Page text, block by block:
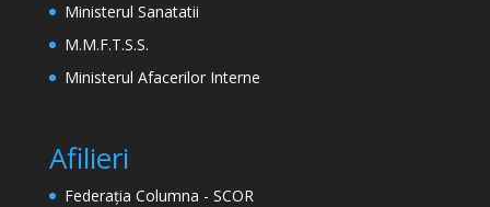
Ministerul Sanatatii
M.M.F.T.S.S.
Ministerul Afacerilor Interne
Afilieri
Federația Columna - SCOR